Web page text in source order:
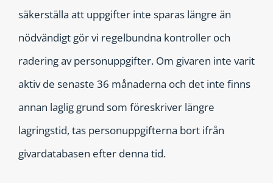
säkerställa att uppgifter inte sparas längre än
nödvändigt gör vi regelbundna kontroller och
radering av personuppgifter. Om givaren inte varit
aktiv de senaste 36 månaderna och det inte finns
annan laglig grund som föreskriver längre
lagringstid, tas personuppgifterna bort ifrån
givardatabasen efter denna tid.